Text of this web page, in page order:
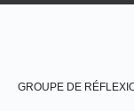
GROUPE DE